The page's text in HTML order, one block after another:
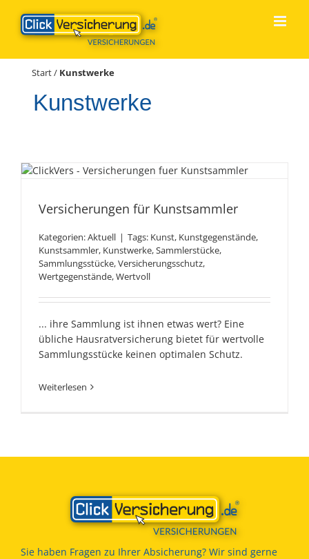
Inhalt
springen
Start/ Kunstwerke
Kunstwerke
Versicherungen für
Kunstsammler
Versicherungen für Kunstsammler
Kategorien:Aktuell | Tags: Kunst, Kunstgegenstände,
Kunstsammler, Kunstwerke,Sammlerstücke,
Sammlungsstücke,Versicherungsschutz,
Wertgegenstände,Wertvoll
... ihre Sammlung ist ihnen etwas wert? Eine
übliche Hausratversicherung bietet für wertvolle
Sammlungsstücke keinen optimalen Schutz.
Weiterlesen
Sie haben Fragen zu Ihrer Absicherung? Wir sind gerne